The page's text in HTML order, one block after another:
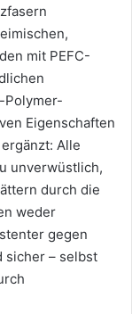
mit PEFC-
Polymer-
Eigenschaften
Alle
unverwüstlich,
durch die
weder
gegen
sicher – selbst